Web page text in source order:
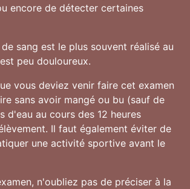
encore de détecter certaines
sang est le plus souvent réalisé au
peu douloureux.
vous deviez venir faire cet examen
sans avoir mangé ou bu (sauf de
d'eau au cours des 12 heures
Il faut également éviter de
une activité sportive avant le
n'oubliez pas de préciser à la